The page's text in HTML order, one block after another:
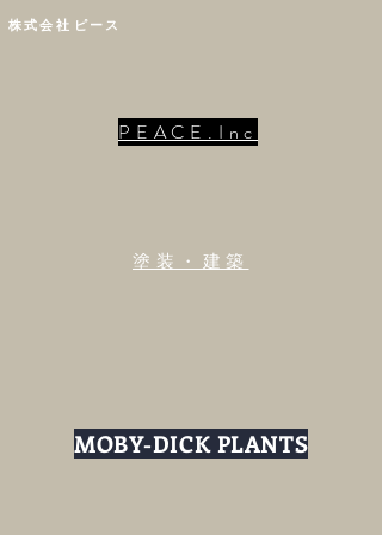
株式 会 社 ピ ー ス
PEACE.Inc
​塗装・建築
MOBY-DICK PLANTS